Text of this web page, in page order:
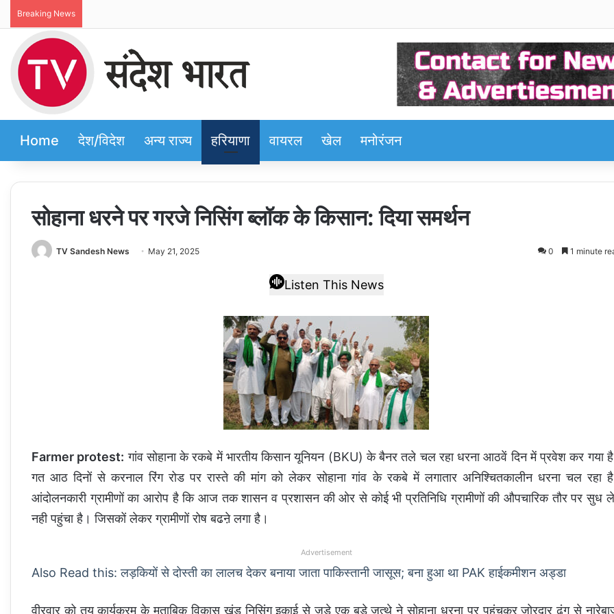
Breaking News
Home देश/विदेश अन्य राज्य हरियाणा वायरल खेल मनोरंजन
सोहाना धरने पर गरजे निसिंग ब्लॉक के किसान: दिया समर्थन
TV Sandesh News May 21, 2025 0 1 minute
Listen This News
Farmer protest: गांव सोहाना के रकबे में भारतीय किसान यूनियन (BKU) के बैनर तले चल रहा धरना आठवें दिन में प्रवेश कर गया
गत आठ दिनों से करनाल रिंग रोड पर रास्ते की मांग को लेकर सोहाना गांव के रकबे में लगातार अनिश्चितकालीन धरना चल रहा
आंदोलनकारी ग्रामीणों का आरोप है कि आज तक शासन व प्रशासन की ओर से कोई भी प्रतिनिधि ग्रामीणों की औपचारिक तौर पर सुध
नही पहुंचा है। जिसकों लेकर ग्रामीणों रोष बढऩे लगा है।
Advertisement
Also Read this: लड़कियों से दोस्ती का लालच देकर बनाया जाता पाकिस्तानी जासूस; बना हुआ था PAK हाईकमीशन अड्डा
वीरवार को तय कार्यक्रम के मुताबिक विकास खंड निसिंग इकाई से जुड़े एक बड़े जत्थे ने सोहाना धरना पर पहुंचकर जोरदार ढ़ंग से